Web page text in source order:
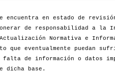
encuentra en estado de
de responsabilidad a la
Normativa e
eventualmente puedan
de información o datos
dicha base.